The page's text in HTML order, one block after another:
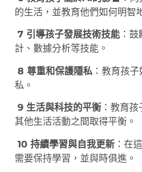
的生活，並教育他們如何明智
7 引導孩子發展技術技能 ：
計、數據分析等技能。
8 尊重和保護隱私 ：教育孩
私。
9 生活與科技的平衡 ：教育
其他生活活動之間取得平衡。
10 持續學習與自我更新 ：在
需要保持學習，並與時俱進。